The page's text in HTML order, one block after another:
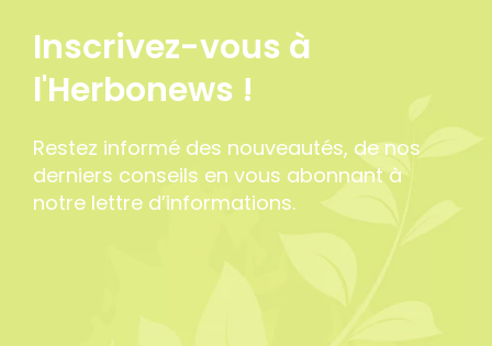
Inscrivez-vous à
l'Herbonews !
Restez informé des nouveautés, de nos
derniers conseils en vous abonnant à
notre lettre d’informations.